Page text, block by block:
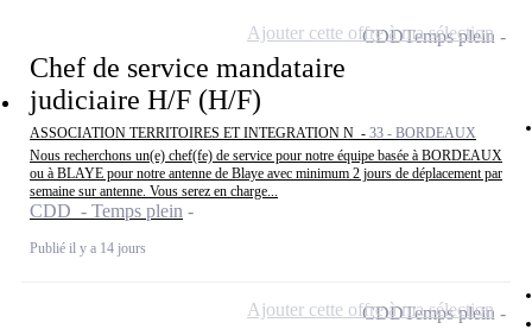
Chef de service mandataire
judiciaire H/F (H/F)
ASSOCIATION TERRITOIRES ET INTEGRATION N - 33 - BORDEAUX
Nous recherchons un(e) chef(fe) de service pour notre équipe basée à BORDEAUX
ou à BLAYE pour notre antenne de Blaye avec minimum 2 jours de déplacement par
semaine sur antenne. Vous serez en charge...
CDD - Temps plein
Publié il y a 14 jours
CDDTemps plein
Ajouter cette offre à ma sélection
CDDTemps plein
Ajouter cette offre à ma sélection